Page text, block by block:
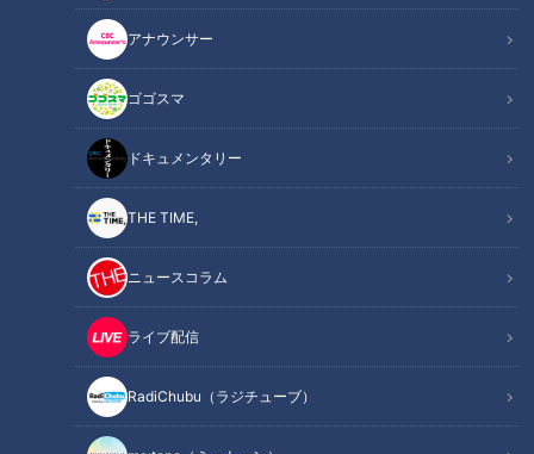
アナウンサー
ゴゴスマ
ドキュメンタリー
THE TIME,
ニュースコラム
ライブ配信
RadiChubu（ラジチューブ）
すると突然怒り出す鶴瓶。そういってもうかれこれ3ヶ月も入
院している。本当は自分はどんな病気なのか教えて欲しいと詰
め寄ります。すると中山からある意外な答えが返ってきたので
す・・・。
この記事の画像を見る
この記事を見たあなたへのおすすめ